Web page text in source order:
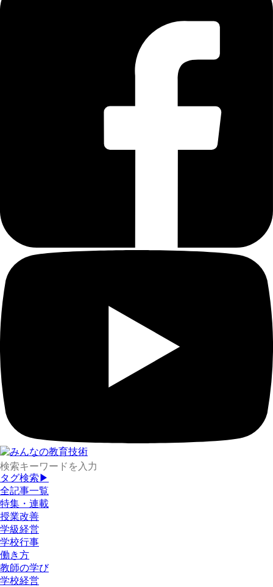
タグ検索▶
全記事一覧
特集・連載
授業改善
学級経営
学校行事
働き方
教師の学び
学校経営